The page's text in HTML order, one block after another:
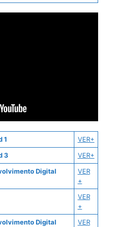
1
VER+
3
VER+
Digital
VER
+
VER
+
Digital
VER